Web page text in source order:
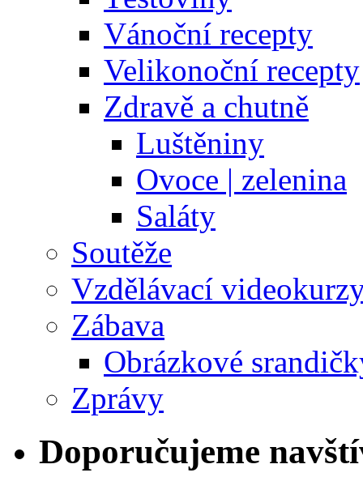
Vánoční recepty
Velikonoční recepty
Zdravě a chutně
Luštěniny
Ovoce | zelenina
Saláty
Soutěže
Vzdělávací
Zábava
Obrázkové
Zprávy
Doporučujeme